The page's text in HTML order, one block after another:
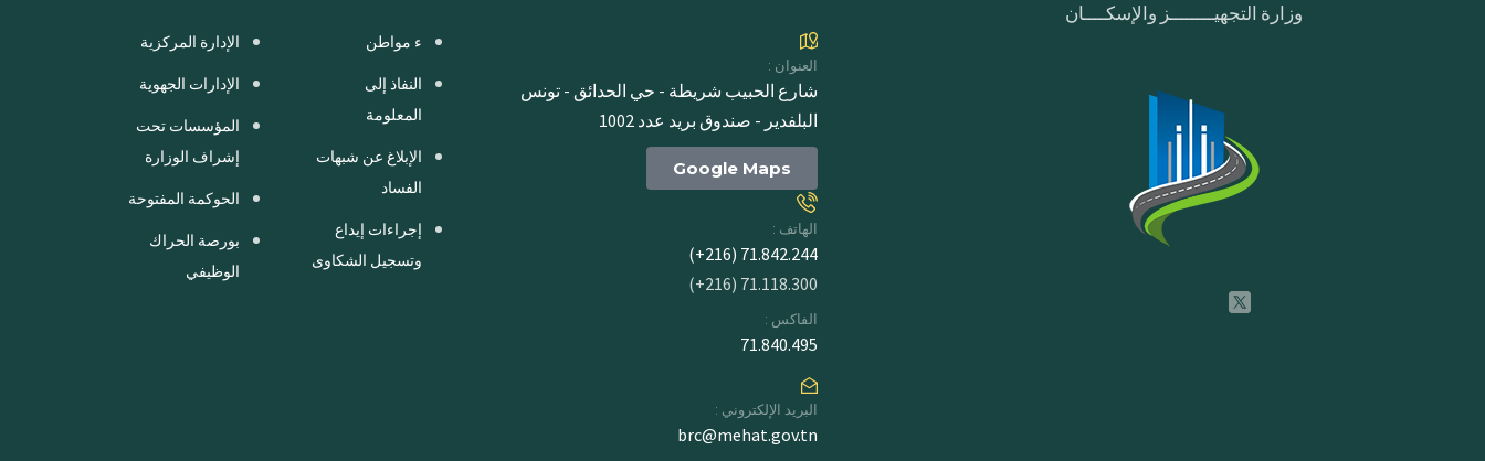
وزارة التجهيــــــــز والإسكــــان
العنوان :
شارع الحبيب شريطة - حي الحدائق - تونس
البلفدير - صندوق بريد عدد 1002
Google Maps
الهاتف :
71.842.244 (216+)
71.118.300 (216+)
الفاكس :
71.840.495
البريد الإلكتروني :
brc@mehat.gov.tn
ء مواطن
النفاذ إلى
المعلومة
الإبلاغ عن شبهات
الفساد
إجراءات إيداع
وتسجيل الشكاوى
الإدارة المركزية
الإدارات الجهوية
المؤسسات تحت
إشراف الوزارة
الحوكمة المفتوحة
بورصة الحراك
الوظيفي